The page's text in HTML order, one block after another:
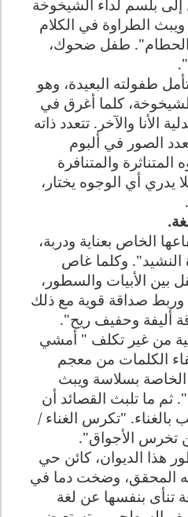
إلى بلسم لداء الشيخوخة
الطراوة في الكلام
الحطام". طفل ضحوك،
طفولته البعيدة، وهو
كلما أغرق في
الأنا والآخر. تتعدد ذاته
الصور في ألبوم
المتناثرة والمتنافرة
يدري أي الوجوه يختار،
الخاص بعناية ودربة،
وكلما غاص
بين الأبيات والسطور،
وربط صداقة قوية مع ذلك
أليفة وحفيف ريح".
من غير تكلف " أمشي
الكلمات من معجم
بسلاسة ويبث
ثم ما تلبث القصائد أن
"تكرس الغناء /
تخرس الأجواق".
هذا الديوان، كائن حي
المحقق، وضخت دما في
تنأى بنفسها عن لغة